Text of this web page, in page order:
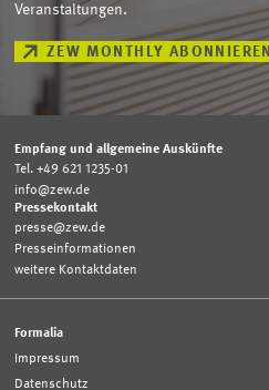
Veranstaltungen.
ZEW MONTHLY ABONNIEREN
Empfang und allgemeine Auskünfte
Tel. +49 621 1235-01
info@zew.de
Pressekontakt
presse@zew.de
Presseinformationen
weitere Kontaktdaten
Formalia
Impressum
Datenschutz